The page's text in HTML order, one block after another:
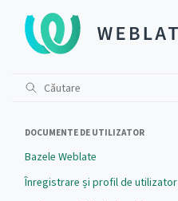
DOCUMENTE DE UTILIZATOR
Bazele Weblate
Înregistrare și profil de utilizator